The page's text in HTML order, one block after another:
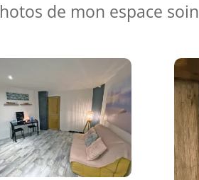
de mon espace